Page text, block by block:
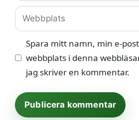
Webbplats
Spara mitt namn, min e-
webbplats i denna
jag skriver en kommentar.